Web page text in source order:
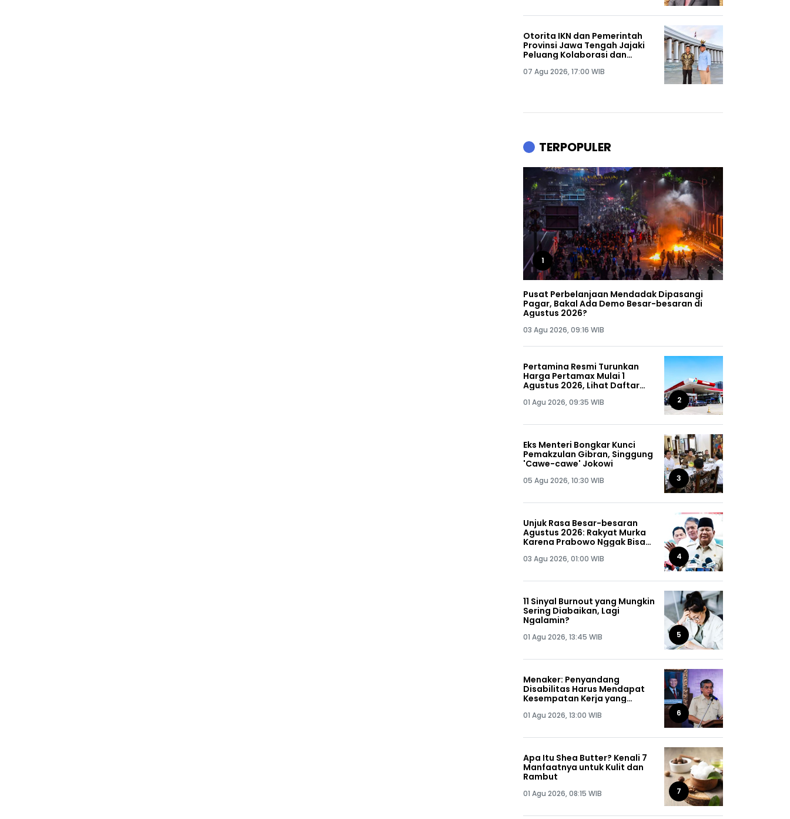
Otorita IKN dan Pemerintah
Provinsi Jawa Tengah Jajaki
Peluang Kolaborasi dan
07 Agu 2026, 17:00 WIB
TERPOPULER
1
Pusat Perbelanjaan Mendadak Dipasangi
Pagar, Bakal Ada Demo Besar-besaran di
Agustus 2026?
03 Agu 2026, 09:16 WIB
Pertamina Resmi Turunkan
Harga Pertamax Mulai 1
Agustus 2026, Lihat Daftar
01 Agu 2026, 09:35 WIB 2
Eks Menteri Bongkar Kunci
Pemakzulan Gibran, Singgung
'Cawe-cawe' Jokowi
05 Agu 2026, 10:30 WIB 3
Unjuk Rasa Besar-besaran
Agustus 2026: Rakyat Murka
Karena Prabowo Nggak Bisa
03 Agu 2026, 01:00 WIB 4
11 Sinyal Burnout yang Mungkin
Sering Diabaikan, Lagi
Ngalamin?
01 Agu 2026, 13:45 WIB 5
Menaker: Penyandang
Disabilitas Harus Mendapat
Kesempatan Kerja yang
01 Agu 2026, 13:00 WIB 6
Apa Itu Shea Butter? Kenali 7
Manfaatnya untuk Kulit dan
Rambut
01 Agu 2026, 08:15 WIB 7